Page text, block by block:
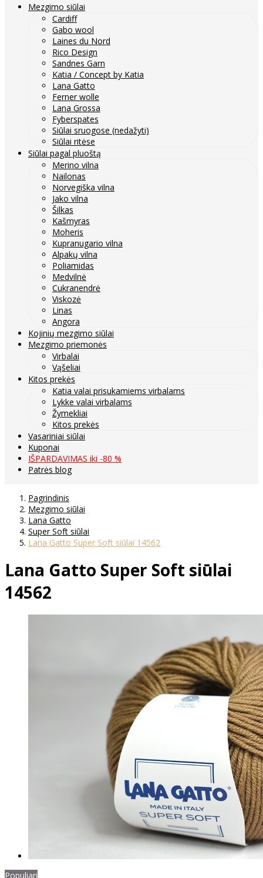
Mezgimo siūlai
Cardiff
Gabo wool
Laines du Nord
Rico Design
Sandnes Garn
Katia / Concept by Katia
Lana Gatto
Ferner wolle
Lana Grossa
Fyberspates
Siūlai sruogose (nedažyti)
Siūlai ritėse
Siūlai pagal pluoštą
Merino vilna
Nailonas
Norvegiška vilna
Jako vilna
Šilkas
Kašmyras
Moheris
Kupranugario vilna
Alpakų vilna
Poliamidas
Medvilnė
Cukranendrė
Viskozė
Linas
Angora
Kojinių mezgimo siūlai
Mezgimo priemonės
Virbalai
Vąšeliai
Kitos prekės
Katia valai prisukamiems virbalams
Lykke valai virbalams
Žymekliai
Kitos prekės
Vasariniai siūlai
Kuponai
IŠPARDAVIMAS iki -80 %
Patrės blog
Pagrindinis
Mezgimo siūlai
Lana Gatto
Super Soft siūlai
Lana Gatto Super Soft siūlai 14562
Lana Gatto Super Soft siūlai
14562
Populiari